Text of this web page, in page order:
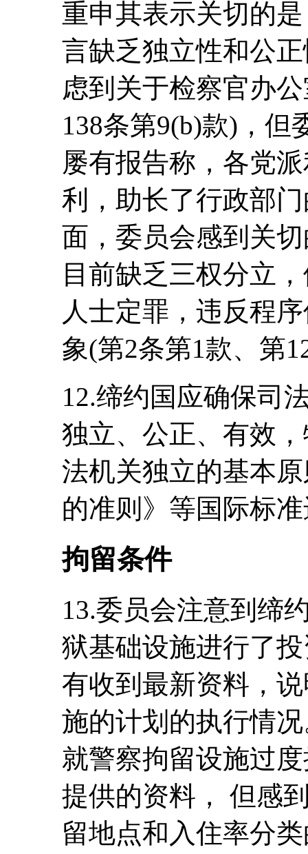
重申其表示关切的
言缺乏独立性和公
虑到关于检察官办
138条第9(b)款)，但
屡有报告称，各党
利，助长了行政部
面，委员会感到关
目前缺乏三权分立
人士定罪，违反程
象(第2条第1款、第
12.缔约国应确保司
独立、公正、有效
法机关独立的基本
的准则》等国际标
拘留条件
13.委员会注意到缔
狱基础设施进行了
有收到最新资料，
施的计划的执行情
就警察拘留设施过
提供的资料， 但感
留地点和入住率分